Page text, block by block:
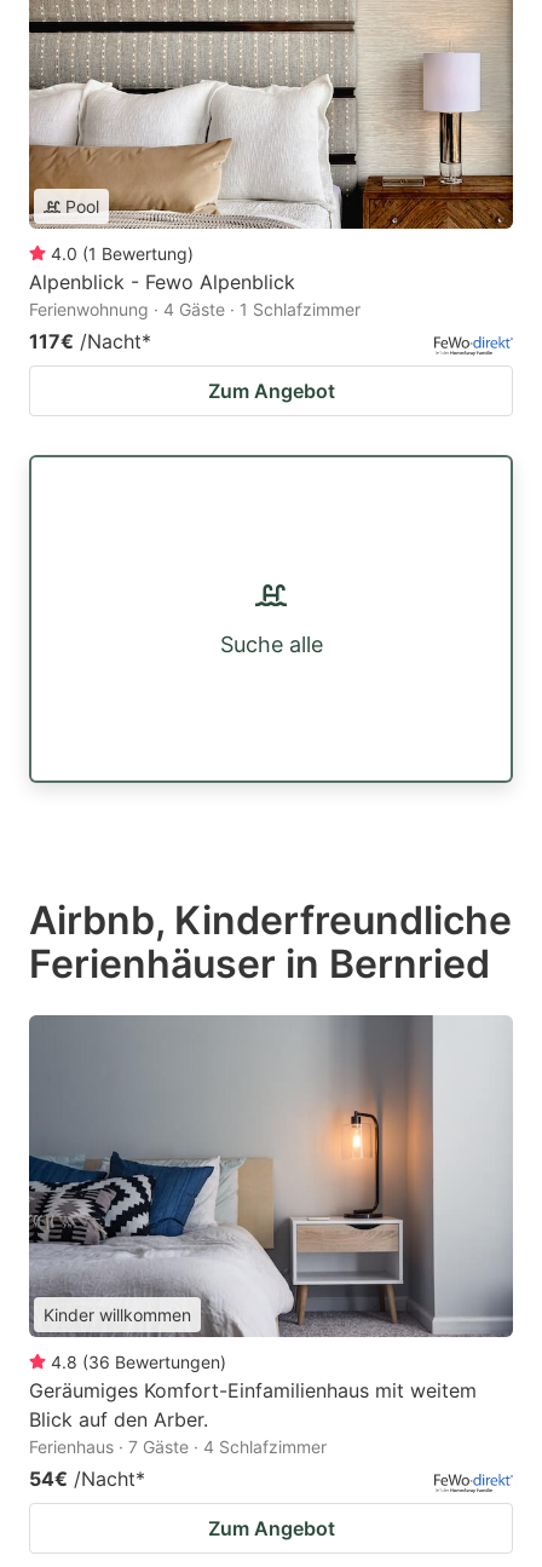
Pool
4.0 (1 Bewertung)
Alpenblick - Fewo Alpenblick
Ferienwohnung · 4 Gäste · 1 Schlafzimmer
117€ /Nacht*
Zum Angebot
Suche alle
Airbnb, Kinderfreundliche
Ferienhäuser in Bernried
Kinder willkommen
4.8 (36 Bewertungen)
Geräumiges Komfort-Einfamilienhaus mit weitem
Blick auf den Arber.
Ferienhaus · 7 Gäste · 4 Schlafzimmer
54€ /Nacht*
Zum Angebot